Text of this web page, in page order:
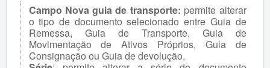
Campo Nova guia de transporte: permite alterar
o tipo de documento selecionado entre Guia de
Remessa, Guia de Transporte, Guia de
Movimentação de Ativos Próprios, Guia de
Consignação ou Guia de devolução.